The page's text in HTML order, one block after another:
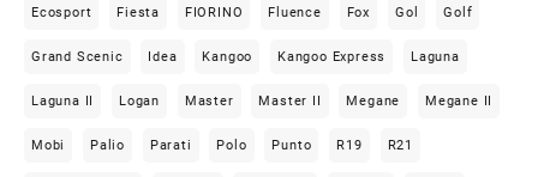
Ecosport Fiesta FIORINO Fluence Fox Gol Golf
Grand Scenic Idea Kangoo Kangoo Express Laguna
Laguna II Logan Master Master II Megane Megane II
Mobi Palio Parati Polo Punto R19 R21